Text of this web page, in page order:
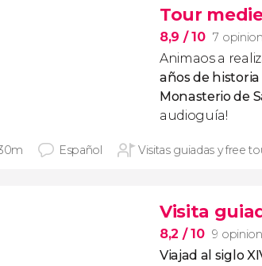
Tour
8,9 / 10 7
Animaos a
años de historia
Monasterio de
audioguía!
Español Visitas guiadas y free
Visita
8,2 / 10 9
Viajad al siglo